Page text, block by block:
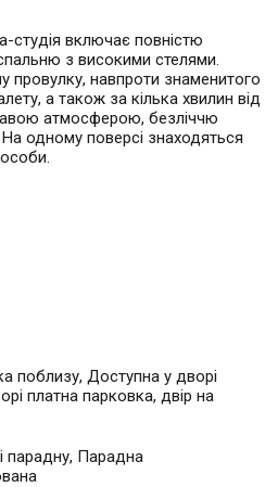
студія включає повністю
з високими стелями.
провулку, навпроти знаменитого
а також за кілька хвилин від
атмосферою, безліччю
одному поверсі знаходяться
поблизу, Доступна у дворі
платна парковка, двір на
парадну, Парадна